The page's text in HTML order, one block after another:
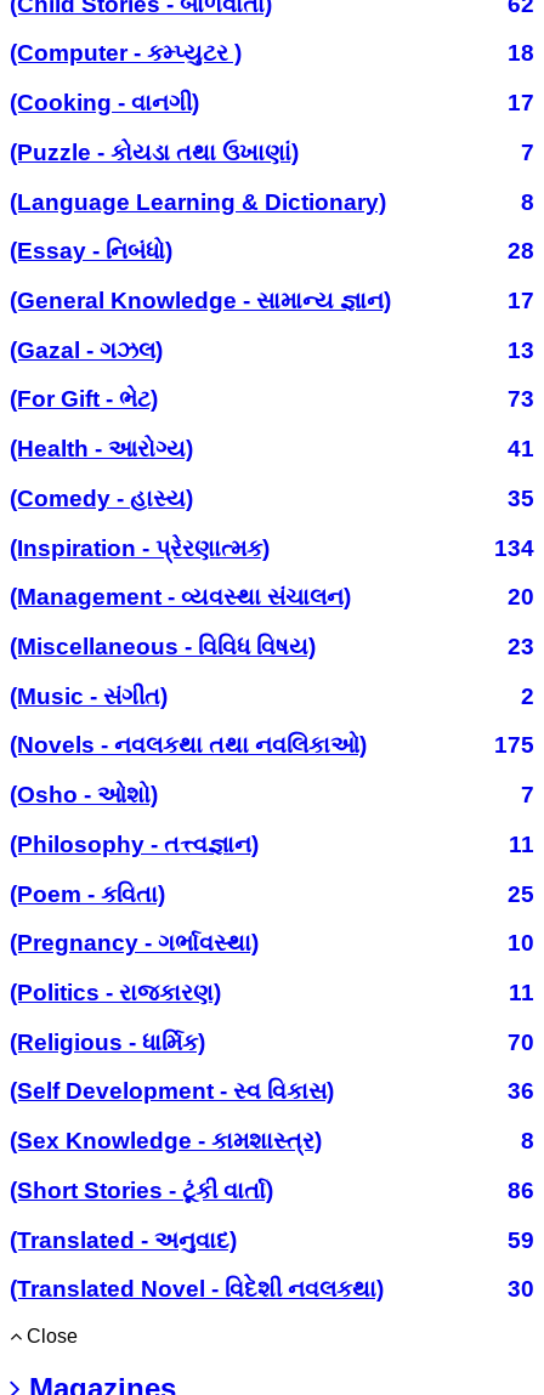
(Computer - કમ્પ્યુટર )
18
(Cooking - વાનગી)
17
(Puzzle - કોયડા તથા ઉખાણાં)
7
(Language Learning & Dictionary)
8
(Essay - નિબંધો)
28
(General Knowledge - સામાન્ય જ્ઞાન)
17
(Gazal - ગઝલ)
13
(For Gift - ભેટ)
73
(Health - આરોગ્ય)
41
(Comedy - હાસ્ય)
35
(Inspiration - પ્રેરણાત્મક)
134
(Management - વ્યવસ્થા સંચાલન)
20
(Miscellaneous - વિવિધ વિષય)
23
(Music - સંગીત)
2
(Novels - નવલકથા તથા નવલિકાઓ)
175
(Osho - ઓશો)
7
(Philosophy - તત્ત્વજ્ઞાન)
11
(Poem - કવિતા)
25
(Pregnancy - ગર્ભાવસ્થા)
10
(Politics - રાજકારણ)
11
(Religious - ધાર્મિક)
70
(Self Development - સ્વ વિકાસ)
36
(Sex Knowledge - કામશાસ્ત્ર)
8
(Short Stories - ટૂંકી વાર્તા)
86
(Translated - અનુવાદ)
59
(Translated Novel - વિદેશી નવલકથા)
30
Close
Magazines